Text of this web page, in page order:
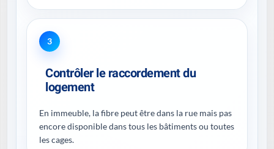
3
Contrôler le raccordement du
logement
En immeuble, la fibre peut être dans la rue mais pas
encore disponible dans tous les bâtiments ou toutes
les cages.